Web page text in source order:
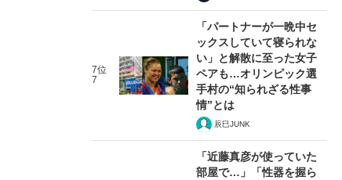
7位
7
「パートナーが一晩中セ
ックスしていて寝られな
い」と解散に至った女子
ペアも…オリンピック選
手村の“知られざる性事
情”とは
辰巳JUNK
「近藤真彦が使っていた
部屋で…」「性器を握ら